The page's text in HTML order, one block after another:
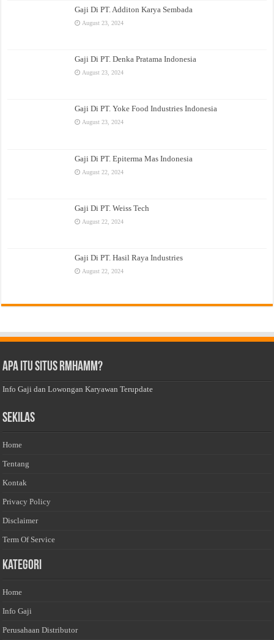
Gaji Di PT. Additon Karya Sembada
August 23, 2024
Gaji Di PT. Denka Pratama Indonesia
August 23, 2024
Gaji Di PT. Yoke Food Industries Indonesia
August 23, 2024
Gaji Di PT. Epiterma Mas Indonesia
August 22, 2024
Gaji Di PT. Weiss Tech
August 22, 2024
Gaji Di PT. Hasil Raya Industries
August 22, 2024
Apa Itu Situs Rmhamm?
Info Gaji dan Lowongan Karyawan Terupdate
Sekilas
Home
Tentang
Kontak
Privacy Policy
Disclaimer
Term Of Service
Kategori
Home
Info Gaji
Perusahaan Distributor